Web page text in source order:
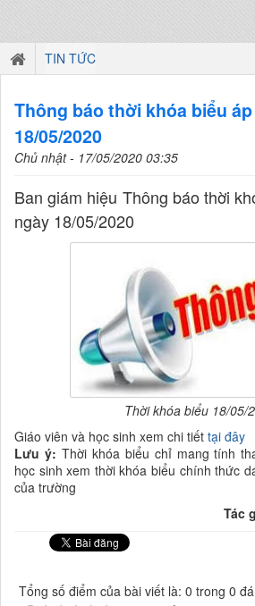
TIN TỨC
Thông báo thời khóa biểu
18/05/2020
Chủ nhật - 17/05/2020 03:35
Ban giám hiệu Thông báo thời
ngày 18/05/2020
Thời khóa biểu 18/05/
Giáo viên và học sinh xem chi tiết tại đây
Lưu ý: Thời khóa biểu chỉ mang tính
học sinh xem thời khóa biểu chính thức
của trường
Tác
Tổng số điểm của bài viết là: 0 trong 0